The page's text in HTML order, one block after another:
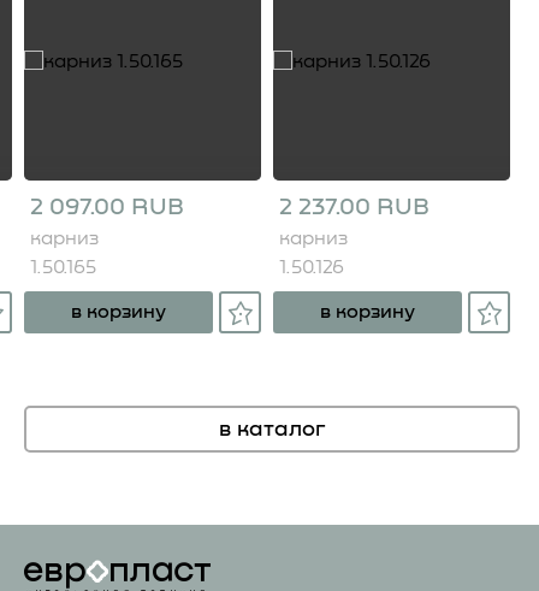
2 097.00 RUB
карниз
1.50.165
в корзину
2 237.00 RUB
карниз
1.50.126
в корзину
в каталог